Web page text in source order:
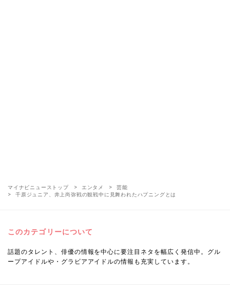
マイナビニューストップ エンタメ
芸能
千原ジュニア、井上尚弥戦の観戦中に見舞われたハプニングとは
このカテゴリーについて
話題のタレント、俳優の情報を中心に要注目ネタを幅広く発信中。グル
ープアイドルや・グラビアアイドルの情報も充実しています。